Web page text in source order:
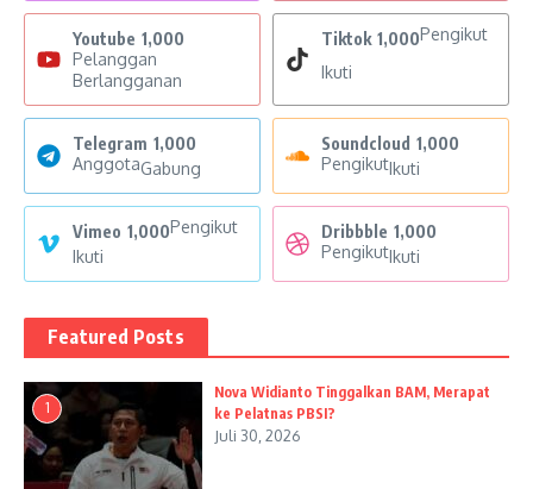
Youtube 1,000
Pelanggan
Berlangganan
Tiktok 1,000Pengikut
Ikuti
Telegram 1,000
AnggotaGabung
Soundcloud 1,000
PengikutIkuti
Vimeo 1,000Pengikut
Ikuti
Dribbble 1,000
PengikutIkuti
Featured Posts
1
Nova Widianto Tinggalkan BAM, Merapat
ke Pelatnas PBSI?
Juli 30, 2026